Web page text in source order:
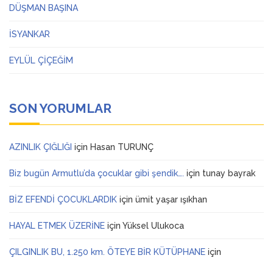
DÜŞMAN BAŞINA
İSYANKAR
EYLÜL ÇİÇEĞİM
SON YORUMLAR
AZINLIK ÇIĞLIĞI için Hasan TURUNÇ
Biz bugün Armutlu’da çocuklar gibi şendik…. için tunay bayrak
BİZ EFENDİ ÇOCUKLARDIK için ümit yaşar ışıkhan
HAYAL ETMEK ÜZERİNE için Yüksel Ulukoca
ÇILGINLIK BU, 1.250 km. ÖTEYE BİR KÜTÜPHANE için